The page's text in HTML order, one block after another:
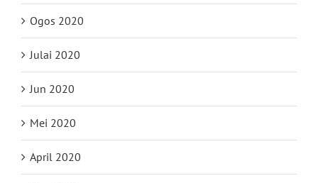
Ogos 2020
Julai 2020
Jun 2020
Mei 2020
April 2020